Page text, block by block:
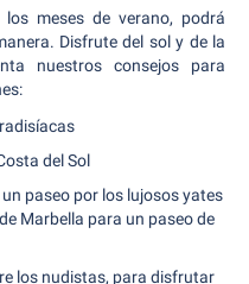
meses de verano, podrá
Disfrute del sol y de la
nuestros consejos para
del Sol
paseo por los lujosos yates
Marbella para un paseo de
los nudistas, para disfrutar